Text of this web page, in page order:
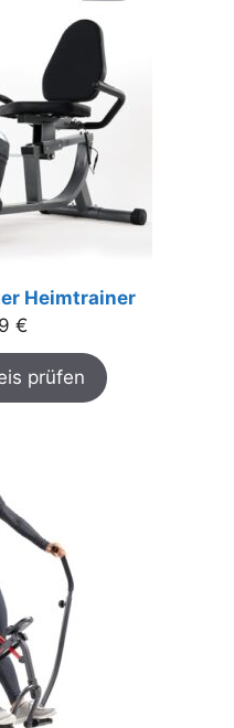
Heimtrainer
€
prüfen